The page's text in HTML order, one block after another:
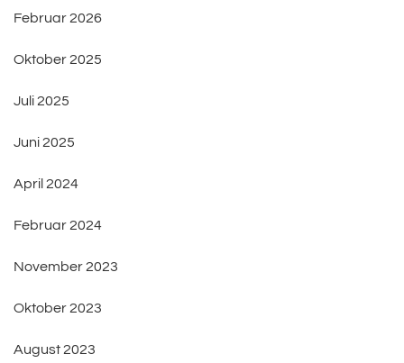
Februar 2026
Oktober 2025
Juli 2025
Juni 2025
April 2024
Februar 2024
November 2023
Oktober 2023
August 2023